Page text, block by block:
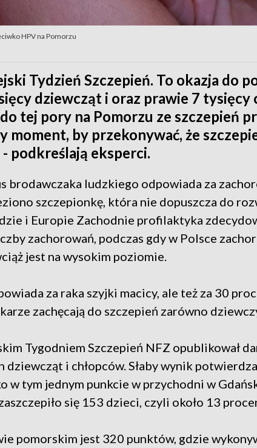
HPV na Pomorzu
Tydzień Szczepień. To okazja do
dziewcząt i oraz prawie 7 tysięcy
tej pory na Pomorzu ze szczepień
moment, by przekonywać, że
podkreślają eksperci.
brodawczaka ludzkiego odpowiada za
szczepionkę, która nie dopuszcza do
i Europie Zachodnie profilaktyka
zachorowań, podczas gdy w Polsce
jest na wysokim poziomie.
za raka szyjki macicy, ale też za 30
zachęcają do szczepień zarówno
Tygodniem Szczepień NFZ opublikował
dziewcząt i chłopców. Słaby wynik
w tym jednym punkcie w przychodni w
się 153 dzieci, czyli około 13
pomorskim jest 320 punktów, gdzie